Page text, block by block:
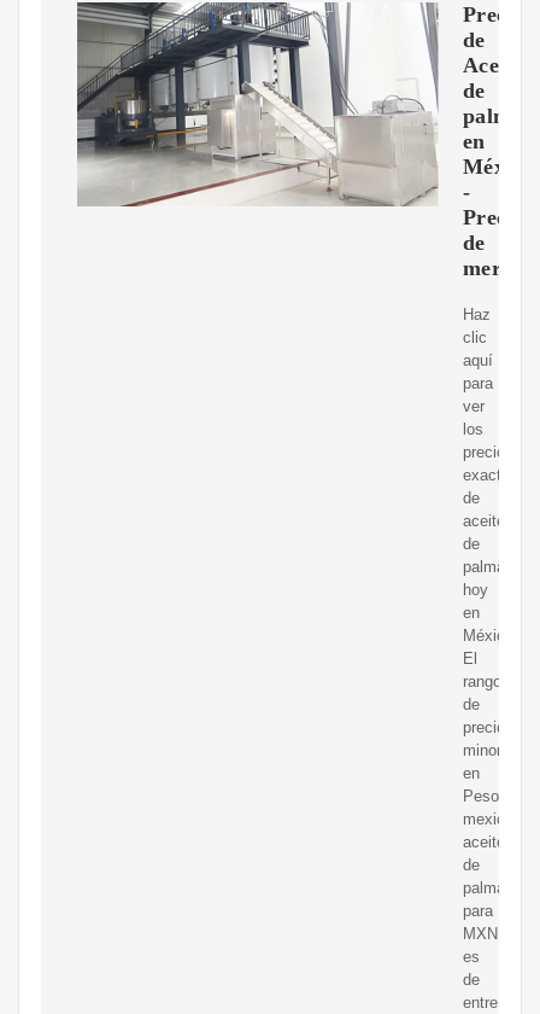
Precio
de
Aceite
de
palma
en
México
-
Precios
de
Haz
clic
aquí
para
ver
los
precios
exactos
de
aceite
de
palma
hoy
en
México.
El
rango
de
precios
minoristas
en
Peso
mexicano
aceite
de
palma
para
MXN
es
de
entre